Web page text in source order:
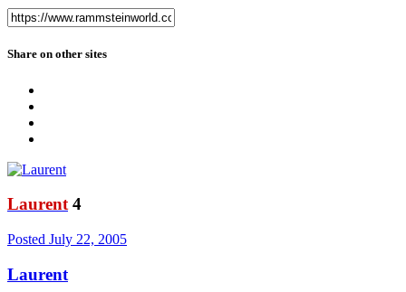
Share on other sites
Laurent 4
Posted July 22, 2005
Laurent